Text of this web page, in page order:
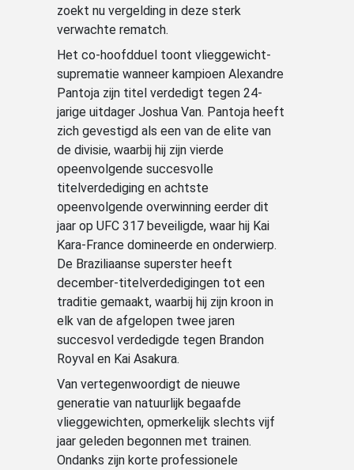
zoekt nu vergelding in deze sterk
verwachte rematch.
Het co-hoofdduel toont vlieggewicht-
suprematie wanneer kampioen Alexandre
Pantoja zijn titel verdedigt tegen 24-
jarige uitdager Joshua Van. Pantoja heeft
zich gevestigd als een van de elite van
de divisie, waarbij hij zijn vierde
opeenvolgende succesvolle
titelverdediging en achtste
opeenvolgende overwinning eerder dit
jaar op UFC 317 beveiligde, waar hij Kai
Kara-France domineerde en onderwierp.
De Braziliaanse superster heeft
december-titelverdedigingen tot een
traditie gemaakt, waarbij hij zijn kroon in
elk van de afgelopen twee jaren
succesvol verdedigde tegen Brandon
Royval en Kai Asakura.
Van vertegenwoordigt de nieuwe
generatie van natuurlijk begaafde
vlieggewichten, opmerkelijk slechts vijf
jaar geleden begonnen met trainen.
Ondanks zijn korte professionele